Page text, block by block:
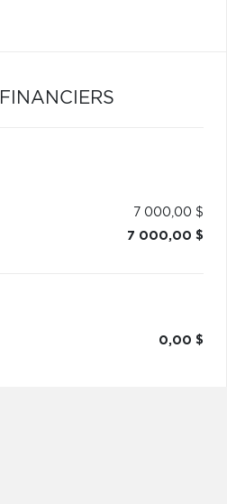
7 000,00 $
7 000,00 $
0,00 $